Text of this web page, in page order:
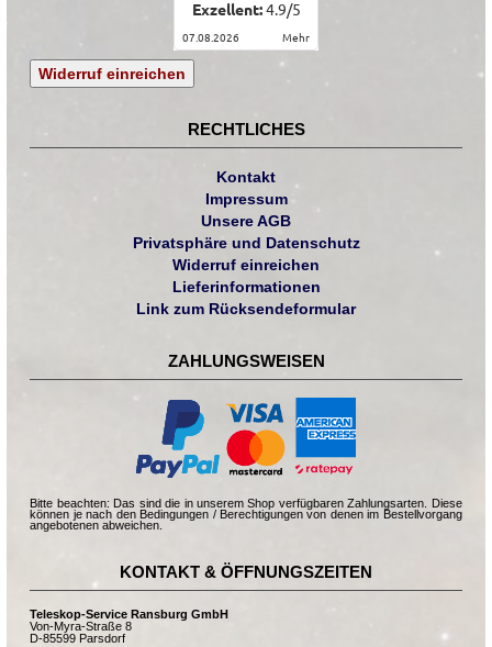
Exzellent:4.9/5
07.08.2026 mehr
Widerruf einreichen
RECHTLICHES
Kontakt
Impressum
Unsere AGB
Privatsphäre und Datenschutz
Widerruf einreichen
Lieferinformationen
Link zum Rücksendeformular
ZAHLUNGSWEISEN
Bitte beachten: Das sind die in unserem Shop verfügbaren Zahlungsarten. Diese
können je nach den Bedingungen / Berechtigungen von denen im Bestellvorgang
angebotenen abweichen.
KONTAKT & ÖFFNUNGSZEITEN
Teleskop-Service Ransburg GmbH
Von-Myra-Straße 8
D-85599 Parsdorf